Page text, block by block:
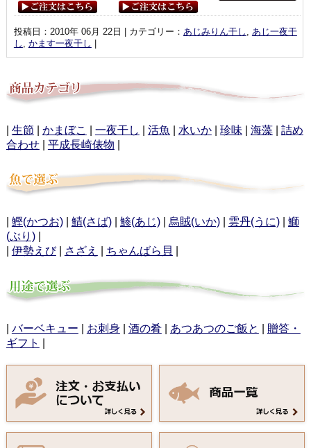
投稿日：2010年 06月 22日 | カテゴリー： あじみりん干し , あじ一夜干
し , かます一夜干し
生節 かまぼこ 一夜干し 活魚 水いか| 珍味 海藻| 詰め
合わせ| 平成長崎俵物
鰹(かつお)| 鯖(さば)| 鯵(あじ)| 烏賊(いか)| 雲丹(うに)| 鰤
(ぶり)|
伊勢えび| さざえ ちゃんばら貝
バーベキュー お刺身| 酒の肴| あつあつのご飯と
贈答・
ギフト